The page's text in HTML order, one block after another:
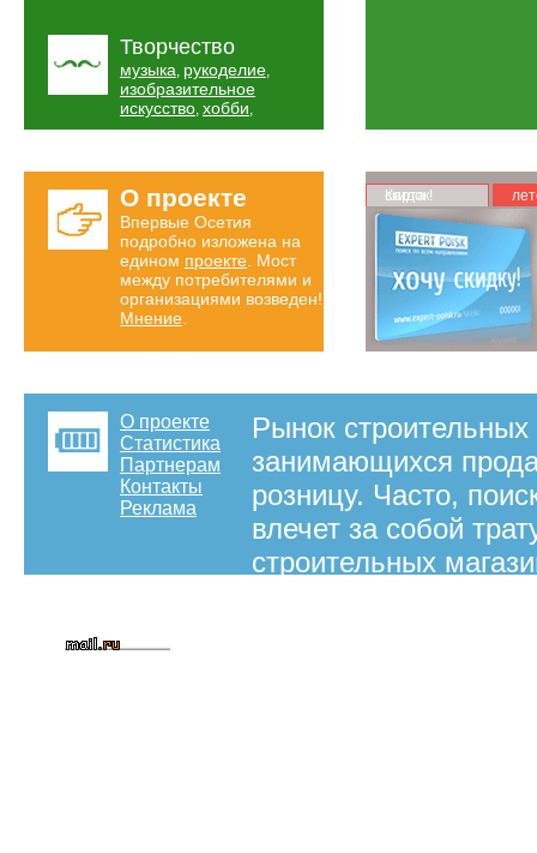
Творчество
музыка, рукоделие,
изобразительное
искусство, хобби,
О проекте
Впервые Осетия
подробно изложена на
едином проекте . Мост
между потребителями и
организациями возведен!
Мнение
Карта скидок!
О проекте
Статистика
Партнерам
Контакты
Реклама
Рынок
занимающихся
розницу. Часто,
влечет за собой
строительных